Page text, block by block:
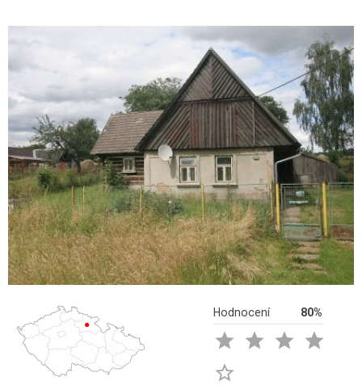
Hodnocení 80%
   
